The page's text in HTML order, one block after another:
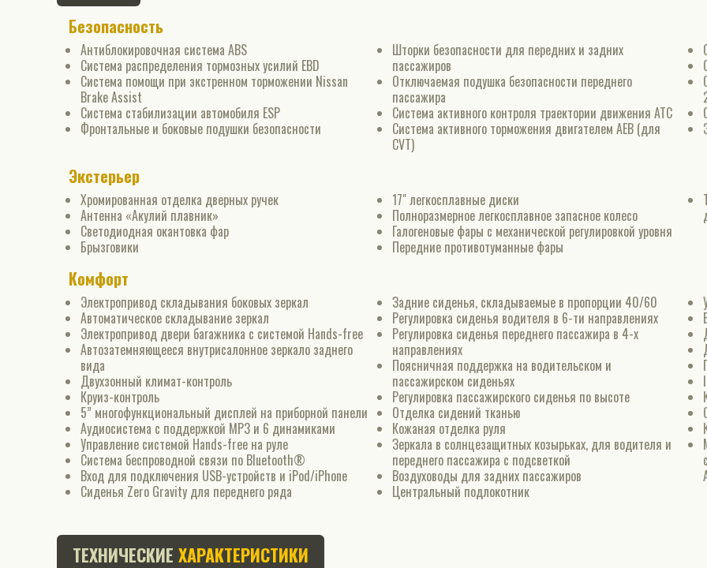
Безопасность
Антиблокировочная система ABS
Система распределения тормозных усилий EBD
Система помощи при экстренном торможении Nissan
Brake Assist
Система стабилизации автомобиля ESP
Фронтальные и боковые подушки безопасности
Шторки безопасности для передних и задних
пассажиров
Отключаемая подушка безопасности переднего
пассажира
Система активного контроля траектории движения АТС
Система активного торможения двигателем АЕВ (для
CVT)
Экстерьер
Хромированная отделка дверных ручек
Антенна «Акулий плавник»
Светодиодная окантовка фар
Брызговики
17" легкосплавные диски
Полноразмерное легкосплавное запасное колесо
Галогеновые фары с механической регулировкой уровня
Передние противотуманные фары
Комфорт
Электропривод складывания боковых зеркал
Автоматическое складывание зеркал
Электропривод двери багажника с системой Hands-free
Автозатемняющееся внутрисалонное зеркало заднего
вида
Двухзонный климат-контроль
Круиз-контроль
5” многофункциональный дисплей на приборной панели
Аудиосистема с поддержкой MP3 и 6 динамиками
Управление системой Hands-free на руле
Система беспроводной связи по Bluetooth®
Вход для подключения USB-устройств и iPod/iPhone
Сиденья Zero Gravity для переднего ряда
Задние сиденья, складываемые в пропорции 40/60
Регулировка сиденья водителя в 6-ти направлениях
Регулировка сиденья переднего пассажира в 4-х
направлениях
Поясничная поддержка на водительском и
пассажирском сиденьях
Регулировка пассажирского сиденья по высоте
Отделка сидений тканью
Кожаная отделка руля
Зеркала в солнцезащитных козырьках, для водителя и
переднего пассажира с подсветкой
Воздуховоды для задних пассажиров
Центральный подлокотник
ТЕХНИЧЕСКИЕ ХАРАКТЕРИСТИКИ